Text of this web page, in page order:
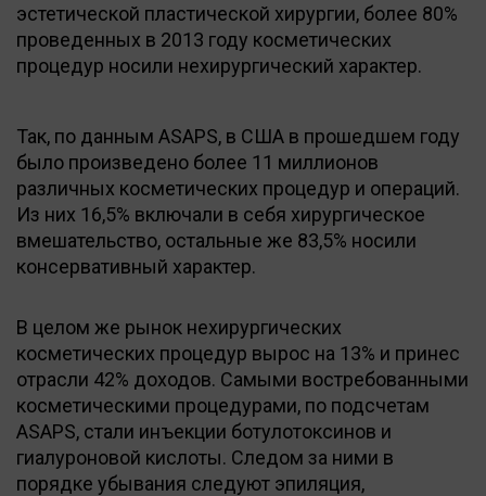
эстетической пластической хирургии, более 80%
проведенных в 2013 году косметических
процедур носили нехирургический характер.
Так, по данным ASAPS, в США в прошедшем году
было произведено более 11 миллионов
различных косметических процедур и операций.
Из них 16,5% включали в себя хирургическое
вмешательство, остальные же 83,5% носили
консервативный характер.
В целом же рынок нехирургических
косметических процедур вырос на 13% и принес
отрасли 42% доходов. Самыми востребованными
косметическими процедурами, по подсчетам
ASAPS, стали инъекции ботулотоксинов и
гиалуроновой кислоты. Следом за ними в
порядке убывания следуют эпиляция,